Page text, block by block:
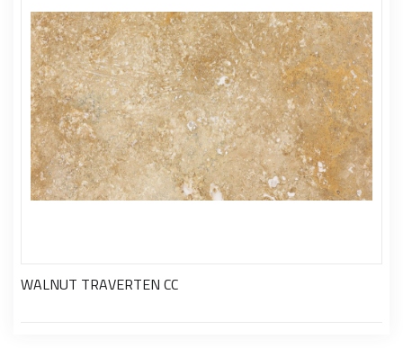
WALNUT TRAVERTEN CC